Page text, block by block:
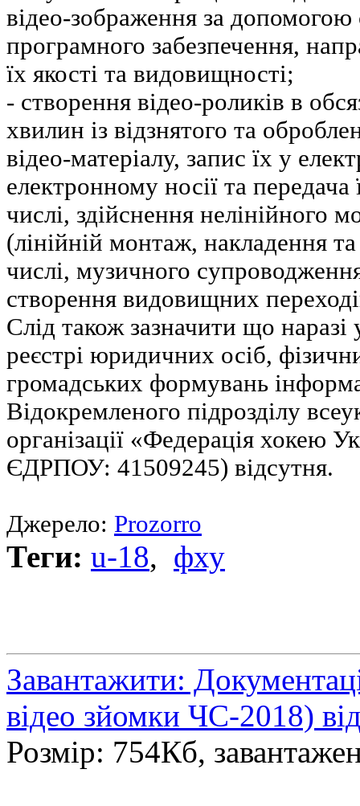
відео-зображення за допомогою
програмного забезпечення,
їх якості та видовищності;
- створення відео-роликів в
хвилин із відзнятого та
відео-матеріалу, запис їх у
електронному носії та
числі, здійснення нелінійного
(лінійній монтаж, накладення
числі, музичного
створення видовищних
Слід також зазначити що
реєстрі юридичних осіб,
громадських формувань
Відокремленого підрозділу
організації «Федерація хокею
ЄДРПОУ: 41509245) відсутня.
Джерело: Prozorro
Теги: u-18, фху
Завантажити:
відео зйомки ЧС-2018)
Розмір: 754Кб,